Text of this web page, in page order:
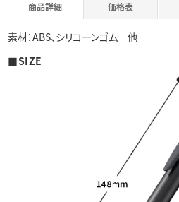
商品詳細 価格表
素材：ABS、シリコーンゴム 他
■SIZE